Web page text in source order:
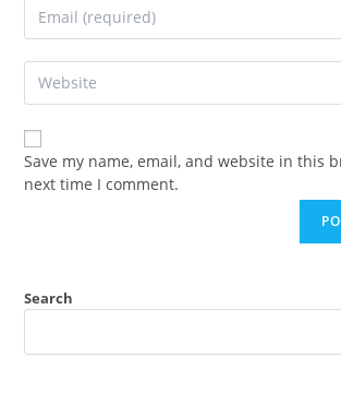
username
comment
your
address
Enter
your
(optional)
Save my name, email, and website in this
next time I comment.
Search